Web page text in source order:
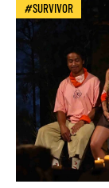
SURVIVOR